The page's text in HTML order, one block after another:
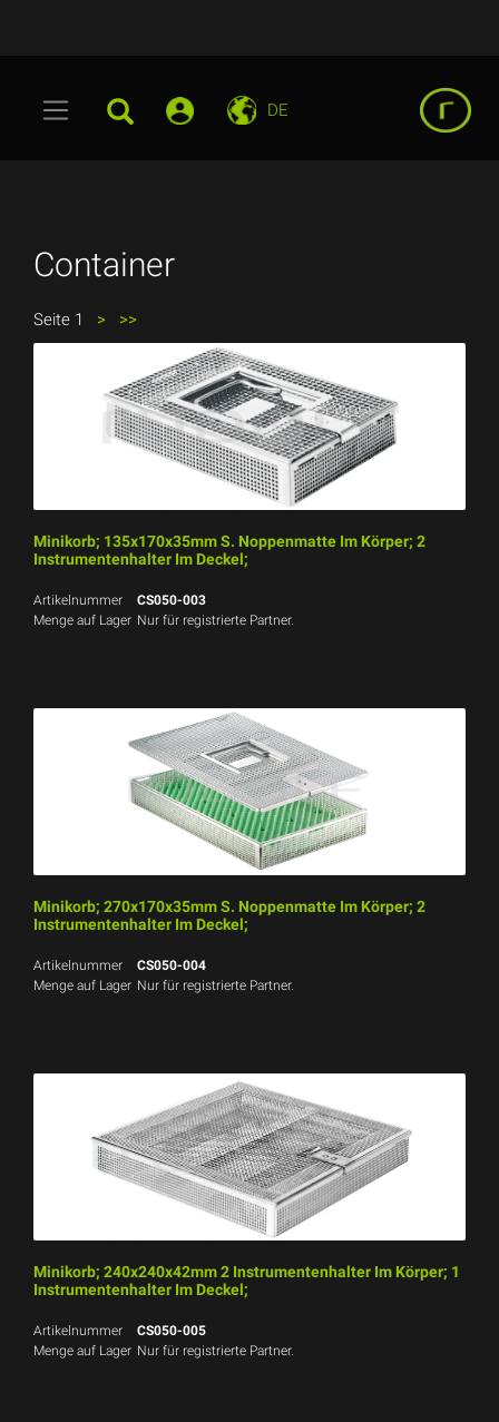
DE
Container
Seite 1 > >>
Minikorb; 135x170x35mm S. Noppenmatte Im Körper; 2
Instrumentenhalter Im Deckel;
Artikelnummer
CS050-003
Menge auf Lager Nur für registrierte Partner.
Minikorb; 270x170x35mm S. Noppenmatte Im Körper; 2
Instrumentenhalter Im Deckel;
Artikelnummer
CS050-004
Menge auf Lager Nur für registrierte Partner.
Minikorb; 240x240x42mm 2 Instrumentenhalter Im Körper; 1
Instrumentenhalter Im Deckel;
Artikelnummer
CS050-005
Menge auf Lager Nur für registrierte Partner.